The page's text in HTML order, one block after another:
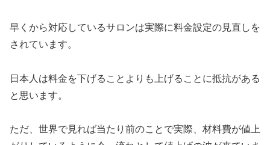
早くから対応しているサロンは実際に料金設定の見直しを
されています。
日本人は料金を下げることよりも上げることに抵抗がある
と思います。
ただ、世界で見れば当たり前のことで実際、材料費が値上